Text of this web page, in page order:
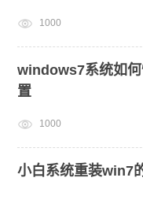
1000
windows7系统如
置
1000
小白系统重装win7